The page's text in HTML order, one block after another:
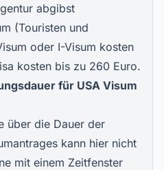
abgibst
(Touristen und
oder I-Visum kosten
kosten bis zu 260 Euro.
für USA Visum
über die Dauer der
kann hier nicht
mit einem Zeitfenster